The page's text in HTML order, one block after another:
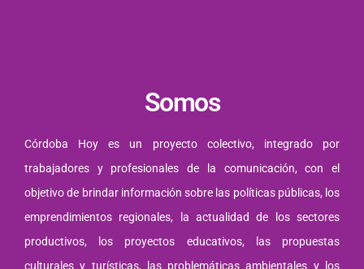
Somos
Córdoba Hoy es un proyecto colectivo, integrado por
trabajadores y profesionales de la comunicación, con el
objetivo de brindar información sobre las políticas públicas, los
emprendimientos regionales, la actualidad de los sectores
productivos, los proyectos educativos, las propuestas
culturales y turísticas, las problemáticas ambientales y los